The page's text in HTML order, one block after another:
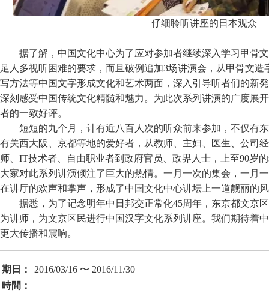
仔细聆听讲座的日本观众
据了解，中国文化中心为了应对参加者继续深入学习甲骨文
足人多视听困难的要求，而且破例追加3场讲演会，从甲骨文
写方法等中国文字形成文化和艺术两面，深入引导听者们的新
深刻感受中国传统文化精髄和魅力。为此次系列讲演的广度展
者的一致好评。
短短的九个月，计有近八百人次的听众前来参加，不仅有东
有关西大阪、京都等地的爱好者，从教师、主妇、医生、公司
师、IT技术者、自由职业者到政府官员、政界人士，上至90岁
大家对此系列讲演倾注了巨大的热情。一月一次的集会，一月
在讲厅的欢声和掌声，形成了中国文化中心讲坛上一道靓丽
据悉，为了记念明年中日邦交正常化45周年，东京都文京
为讲师，为文京区民进行中国汉字文化系列讲座。我们期待着
更大传播和震响。
期日：
2016/03/16 〜 2016/11/30
時間：